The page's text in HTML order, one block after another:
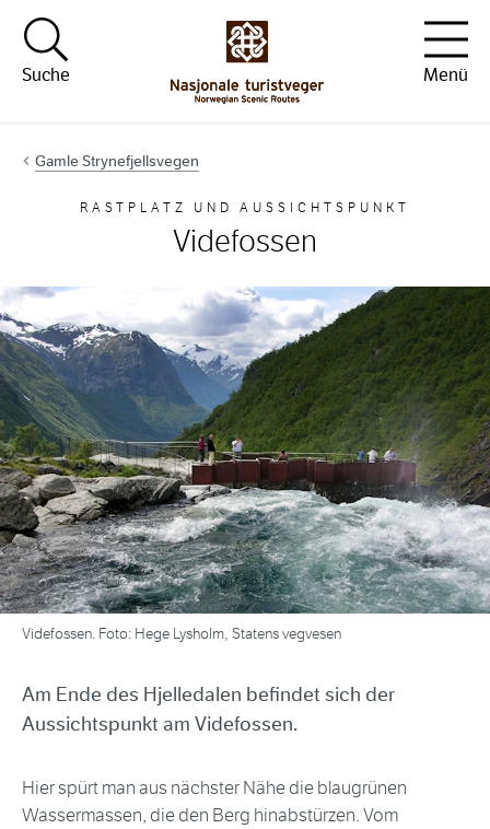
Hopp til innhold
Suche
Menü
Gamle Strynefjellsvegen
RASTPLATZ UND AUSSICHTSPUNKT
Videfossen
Videfossen. Foto: Hege Lysholm, Statens vegvesen
Am Ende des Hjelledalen befindet sich der
Aussichtspunkt am Videfossen.
Hier spürt man aus nächster Nähe die blaugrünen
Wassermassen, die den Berg hinabstürzen. Vom